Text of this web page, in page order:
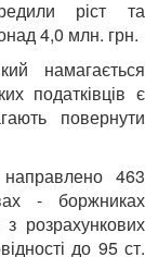
ріст та
4,0 млн. грн.
намагається
податківців є
повернути
463
- боржниках
з розрахункових
до 95 ст.